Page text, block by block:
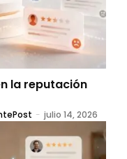
la reputación
- julio 14, 2026